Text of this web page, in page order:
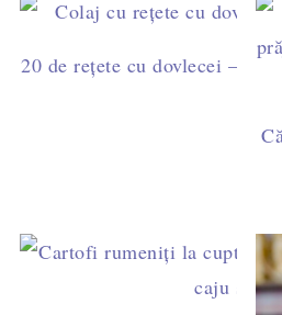
20 de rețete cu dovlecei –